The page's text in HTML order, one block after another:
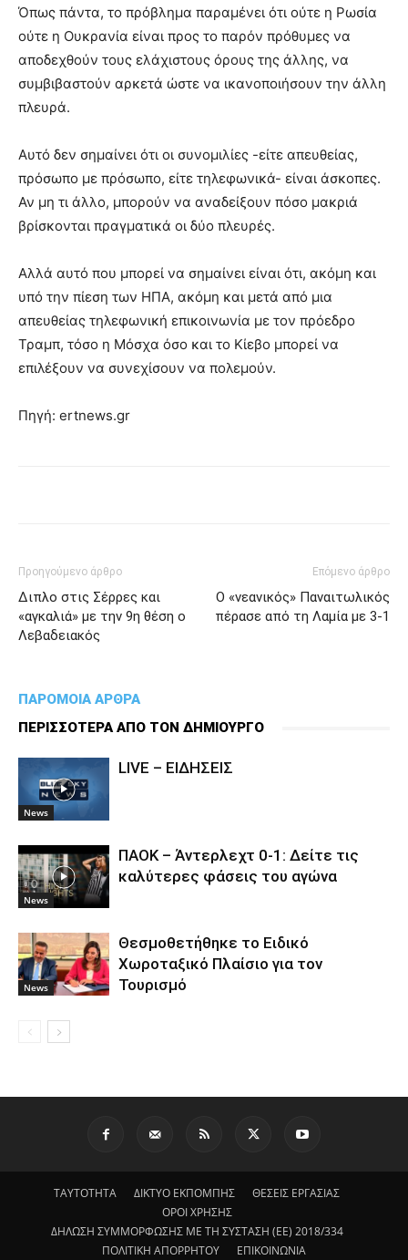
Όπως πάντα, το πρόβλημα παραμένει ότι ούτε η Ρωσία
ούτε η Ουκρανία είναι προς το παρόν πρόθυμες να
αποδεχθούν τους ελάχιστους όρους της άλλης, να
συμβιβαστούν αρκετά ώστε να ικανοποιήσουν την άλλη
πλευρά.
Αυτό δεν σημαίνει ότι οι συνομιλίες -είτε απευθείας,
πρόσωπο με πρόσωπο, είτε τηλεφωνικά- είναι άσκοπες.
Αν μη τι άλλο, μπορούν να αναδείξουν πόσο μακριά
βρίσκονται πραγματικά οι δύο πλευρές.
Αλλά αυτό που μπορεί να σημαίνει είναι ότι, ακόμη και
υπό την πίεση των ΗΠΑ, ακόμη και μετά από μια
απευθείας τηλεφωνική επικοινωνία με τον πρόεδρο
Τραμπ, τόσο η Μόσχα όσο και το Κίεβο μπορεί να
επιλέξουν να συνεχίσουν να πολεμούν.
Πηγή: ertnews.gr
Προηγούμενο άρθρο
Διπλο στις Σέρρες και
«αγκαλιά» με την 9η θέση ο
Λεβαδειακός
Επόμενο άρθρο
Ο «νεανικός» Παναιτωλικός
πέρασε από τη Λαμία με 3-1
ΠΑΡΟΜΟΙΑ ΑΡΘΡΑ
ΠΕΡΙΣΣΟΤΕΡΑ ΑΠΟ ΤΟΝ ΔΗΜΙΟΥΡΓΟ
News
LIVE – ΕΙΔΗΣΕΙΣ
News
ΠΑΟΚ – Άντερλεχτ 0-1: Δείτε τις
καλύτερες φάσεις του αγώνα
News
Θεσμοθετήθηκε το Ειδικό
Χωροταξικό Πλαίσιο για τον
Τουρισμό
ΤΑΥΤΟΤΗΤΑ ΔΙΚΤΥΟ ΕΚΠΟΜΠΗΣ
ΘΕΣΕΙΣ ΕΡΓΑΣΙΑΣ
ΟΡΟΙ ΧΡΗΣΗΣ
ΔΗΛΩΣΗ ΣΥΜΜΟΡΦΩΣΗΣ ΜΕ ΤΗ ΣΥΣΤΑΣΗ (ΕΕ) 2018/334
ΠΟΛΙΤΙΚΗ ΑΠΟΡΡΗΤΟΥ
ΕΠΙΚΟΙΝΩΝΙΑ